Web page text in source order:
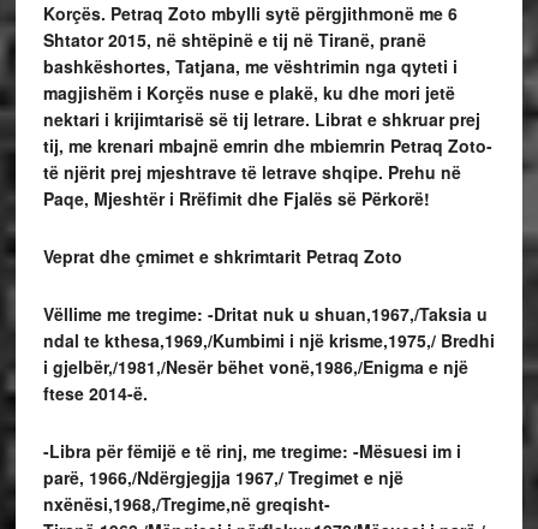
Korçës. Petraq Zoto mbylli sytë përgjithmonë me 6
Shtator 2015, në shtëpinë e tij në Tiranë, pranë
bashkëshortes, Tatjana, me vështrimin nga qyteti i
magjishëm i Korçës nuse e plakë, ku dhe mori jetë
nektari i krijimtarisë së tij letrare. Librat e shkruar prej
tij, me krenari mbajnë emrin dhe mbiemrin Petraq Zoto-
të njërit prej mjeshtrave të letrave shqipe. Prehu në
Paqe, Mjeshtër i Rrëfimit dhe Fjalës së Përkorë!
Veprat dhe çmimet e shkrimtarit Petraq Zoto
Vëllime me tregime: -Dritat nuk u shuan,1967,/Taksia u
ndal te kthesa,1969,/Kumbimi i një krisme,1975,/ Bredhi
i gjelbër,/1981,/Nesër bëhet vonë,1986,/Enigma e një
ftese 2014-ë.
-Libra për fëmijë e të rinj, me tregime: -Mësuesi im i
parë, 1966,/Ndërgjegjja 1967,/ Tregimet e një
nxënësi,1968,/Tregime,në greqisht-